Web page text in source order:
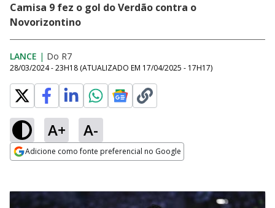
Camisa 9 fez o gol do Verdão contra o
Novorizontino
LANCE | Do R7
28/03/2024 - 23H18 (ATUALIZADO EM 17/04/2025 - 17H17)
A+ A-
Adicione como fonte preferencial no Google